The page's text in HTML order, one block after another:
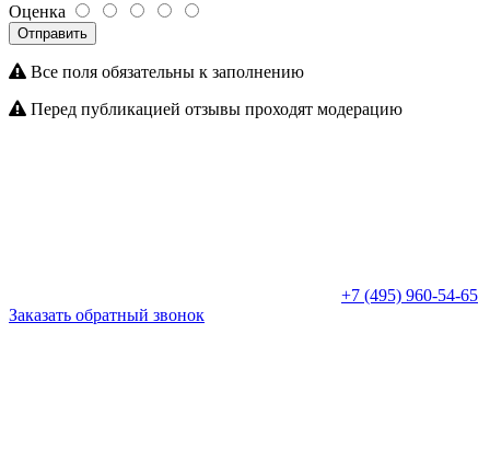
Оценка
Отправить
Все поля обязательны к заполнению
Перед публикацией отзывы проходят модерацию
+7 (495) 960-54-65
Заказать обратный звонок